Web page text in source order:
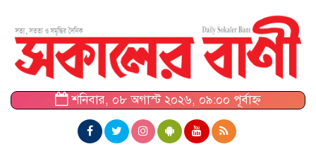
শনিবার, ০৮ অগাস্ট ২০২৬, ০৯:০০ পূর্বাহ্ন